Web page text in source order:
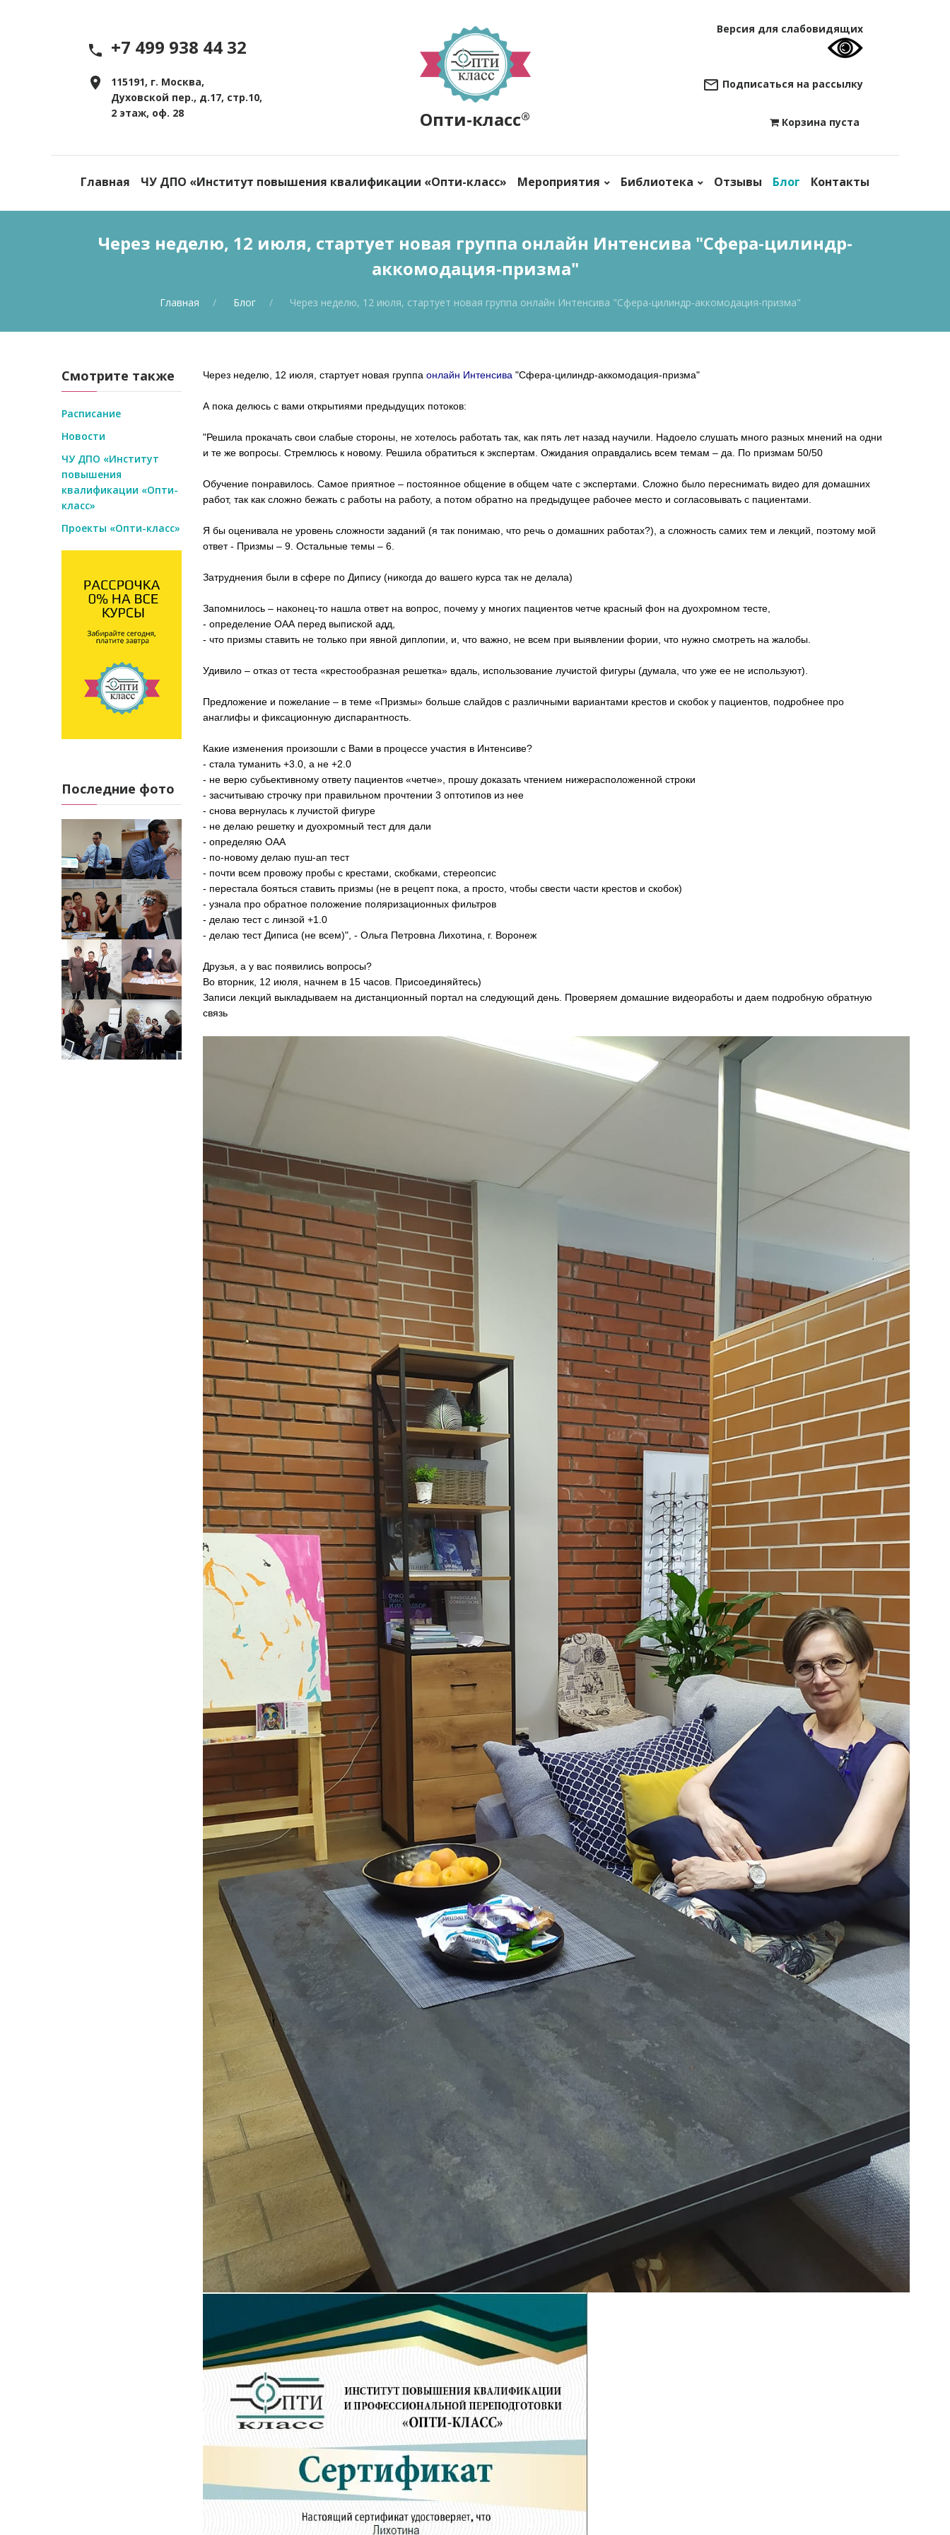
+7 499 938 44 32
115191, г. Москва,
Духовской пер., д.17, стр.10,
2 этаж, оф. 28
Опти-класс®
Версия для слабовидящих
Подписаться на рассылку
Корзина пуста
Главная ЧУ ДПО «Институт повышения квалификации «Опти-класс» Мероприятия Библиотека Отзывы Блог Контакты
Через неделю, 12 июля, стартует новая группа онлайн Интенсива "Сфера-цилиндр-
аккомодация-призма"
Главная Блог Через неделю, 12 июля, стартует новая группа онлайн Интенсива "Сфера-цилиндр-аккомодация-призма"
Через неделю, 12 июля, стартует новая группа онлайн Интенсива "Сфера-цилиндр-аккомодация-призма"
А пока делюсь с вами открытиями предыдущих потоков:
"Решила прокачать свои слабые стороны, не хотелось работать так, как пять лет назад научили. Надоело слушать много разных мнений на одни
и те же вопросы. Стремлюсь к новому. Решила обратиться к экспертам. Ожидания оправдались всем темам – да. По призмам 50/50
Обучение понравилось. Самое приятное – постоянное общение в общем чате с экспертами. Сложно было переснимать видео для домашних
работ, так как сложно бежать с работы на работу, а потом обратно на предыдущее рабочее место и согласовывать с пациентами.
Я бы оценивала не уровень сложности заданий (я так понимаю, что речь о домашних работах?), а сложность самих тем и лекций, поэтому мой
ответ - Призмы – 9. Остальные темы – 6.
Затруднения были в сфере по Дипису (никогда до вашего курса так не делала)
Запомнилось – наконец-то нашла ответ на вопрос, почему у многих пациентов четче красный фон на дуохромном тесте,
- определение ОАА перед выпиской адд,
- что призмы ставить не только при явной диплопии, и, что важно, не всем при выявлении фории, что нужно смотреть на жалобы.
Удивило – отказ от теста «крестообразная решетка» вдаль, использование лучистой фигуры (думала, что уже ее не используют).
Предложение и пожелание – в теме «Призмы» больше слайдов с различными вариантами крестов и скобок у пациентов, подробнее про
анаглифы и фиксационную диспарантность.
Какие изменения произошли с Вами в процессе участия в Интенсиве?
- стала туманить +3.0, а не +2.0
- не верю субьективному ответу пациентов «четче», прошу доказать чтением нижерасположенной строки
- засчитываю строчку при правильном прочтении 3 оптотипов из нее
- снова вернулась к лучистой фигуре
- не делаю решетку и дуохромный тест для дали
- определяю ОАА
- по-новому делаю пуш-ап тест
- почти всем провожу пробы с крестами, скобками, стереопсис
- перестала бояться ставить призмы (не в рецепт пока, а просто, чтобы свести части крестов и скобок)
- узнала про обратное положение поляризационных фильтров
- делаю тест с линзой +1.0
- делаю тест Диписа (не всем)", - Ольга Петровна Лихотина, г. Воронеж
Друзья, а у вас появились вопросы?
Во вторник, 12 июля, начнем в 15 часов. Присоединяйтесь)
Записи лекций выкладываем на дистанционный портал на следующий день. Проверяем домашние видеоработы и даем подробную обратную
связь
Смотрите также
Расписание
Новости
ЧУ ДПО «Институт
повышения
квалификации «Опти-
класс»
Проекты «Опти-класс»
Последние фото